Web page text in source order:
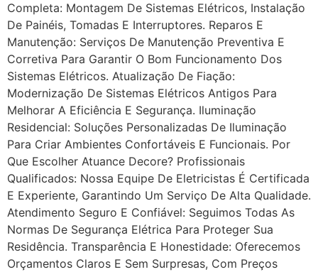
Completa: Montagem De Sistemas Elétricos, Instalação
De Painéis, Tomadas E Interruptores. Reparos E
Manutenção: Serviços De Manutenção Preventiva E
Corretiva Para Garantir O Bom Funcionamento Dos
Sistemas Elétricos. Atualização De Fiação:
Modernização De Sistemas Elétricos Antigos Para
Melhorar A Eficiência E Segurança. Iluminação
Residencial: Soluções Personalizadas De Iluminação
Para Criar Ambientes Confortáveis E Funcionais. Por
Que Escolher Atuance Decore? Profissionais
Qualificados: Nossa Equipe De Eletricistas É Certificada
E Experiente, Garantindo Um Serviço De Alta Qualidade.
Atendimento Seguro E Confiável: Seguimos Todas As
Normas De Segurança Elétrica Para Proteger Sua
Residência. Transparência E Honestidade: Oferecemos
Orçamentos Claros E Sem Surpresas, Com Preços